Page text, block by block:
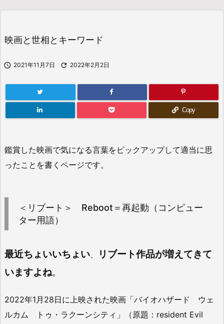
映画と世相とキーワード
 2021年11月7日  2022年2月2日
Copy
鑑賞した映画で気になる言葉をピックアップして適当に思
ったことを書くページです。
＜リブート＞ Reboot＝再起動（コンピュー
ター用語）
最近ちょいいちょい、
リブート作品が増えてきて
いますよね。
2022年1月28日に上映された映画「バイオハザード ウェ
ルカム トゥ・ラクーンシティ」（原題：resident Evil